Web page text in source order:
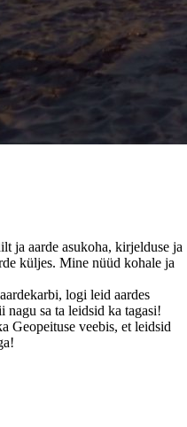
ja aarde asukoha, kirjelduse ja
küljes. Mine nüüd kohale ja
logi leid aardes
nagu sa ta leidsid ka tagasi!
Geopeituse veebis, et leidsid